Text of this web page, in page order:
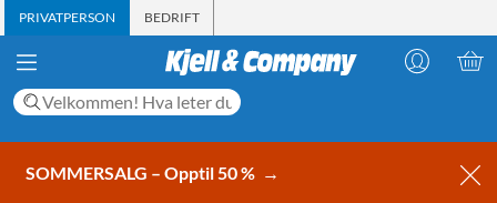
PRIVATPERSON BEDRIFT
SOMMERSALG – Opptil 50 % →